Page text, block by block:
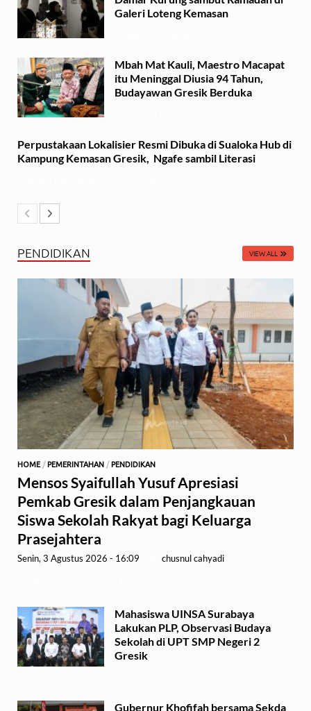
Galeri Loteng Kemasan
Mbah Mat Kauli, Maestro Macapat
itu Meninggal Diusia 94 Tahun,
Budayawan Gresik Berduka
Perpustakaan Lokalisier Resmi Dibuka di Sualoka Hub di
Kampung Kemasan Gresik, Ngafe sambil Literasi
PENDIDIKAN VIEW ALL
HOME /PEMERINTAHAN /PENDIDIKAN
Mensos Syaifullah Yusuf Apresiasi
Pemkab Gresik dalam Penjangkauan
Siswa Sekolah Rakyat bagi Keluarga
Prasejahtera
Senin, 3 Agustus 2026 - 16:09 chusnul cahyadi
Mahasiswa UINSA Surabaya
Lakukan PLP, Observasi Budaya
Sekolah di UPT SMP Negeri 2
Gresik
Gubernur Khofifah bersama Sekda